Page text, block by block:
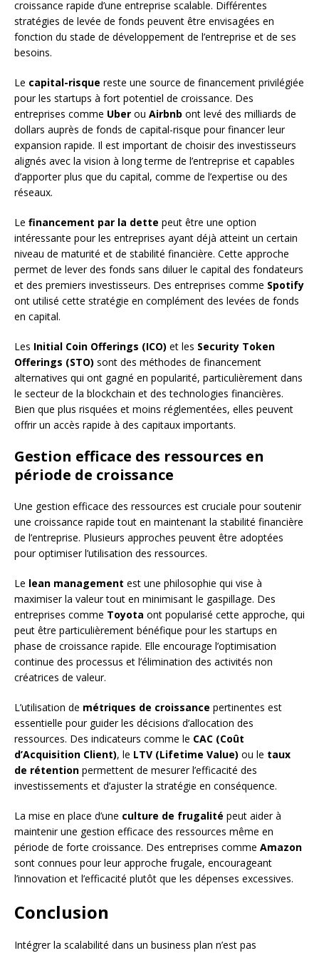
croissance rapide d’une entreprise scalable. Différentes
stratégies de levée de fonds peuvent être envisagées en
fonction du stade de développement de l’entreprise et de ses
besoins.
Le capital-risque reste une source de financement privilégiée
pour les startups à fort potentiel de croissance. Des
entreprises comme Uber ou Airbnb ont levé des milliards de
dollars auprès de fonds de capital-risque pour financer leur
expansion rapide. Il est important de choisir des investisseurs
alignés avec la vision à long terme de l’entreprise et capables
d’apporter plus que du capital, comme de l’expertise ou des
réseaux.
Le financement par la dette peut être une option
intéressante pour les entreprises ayant déjà atteint un certain
niveau de maturité et de stabilité financière. Cette approche
permet de lever des fonds sans diluer le capital des fondateurs
et des premiers investisseurs. Des entreprises comme Spotify
ont utilisé cette stratégie en complément des levées de fonds
en capital.
Les Initial Coin Offerings (ICO) et les Security Token
Offerings (STO) sont des méthodes de financement
alternatives qui ont gagné en popularité, particulièrement dans
le secteur de la blockchain et des technologies financières.
Bien que plus risquées et moins réglementées, elles peuvent
offrir un accès rapide à des capitaux importants.
Gestion efficace des ressources en
période de croissance
Une gestion efficace des ressources est cruciale pour soutenir
une croissance rapide tout en maintenant la stabilité financière
de l’entreprise. Plusieurs approches peuvent être adoptées
pour optimiser l’utilisation des ressources.
Le lean management est une philosophie qui vise à
maximiser la valeur tout en minimisant le gaspillage. Des
entreprises comme Toyota ont popularisé cette approche, qui
peut être particulièrement bénéfique pour les startups en
phase de croissance rapide. Elle encourage l’optimisation
continue des processus et l’élimination des activités non
créatrices de valeur.
L’utilisation de métriques de croissance pertinentes est
essentielle pour guider les décisions d’allocation des
ressources. Des indicateurs comme le CAC (Coût
d’Acquisition Client), le LTV (Lifetime Value) ou le taux
de rétention permettent de mesurer l’efficacité des
investissements et d’ajuster la stratégie en conséquence.
La mise en place d’une culture de frugalité peut aider à
maintenir une gestion efficace des ressources même en
période de forte croissance. Des entreprises comme Amazon
sont connues pour leur approche frugale, encourageant
l’innovation et l’efficacité plutôt que les dépenses excessives.
Conclusion
Intégrer la scalabilité dans un business plan n’est pas